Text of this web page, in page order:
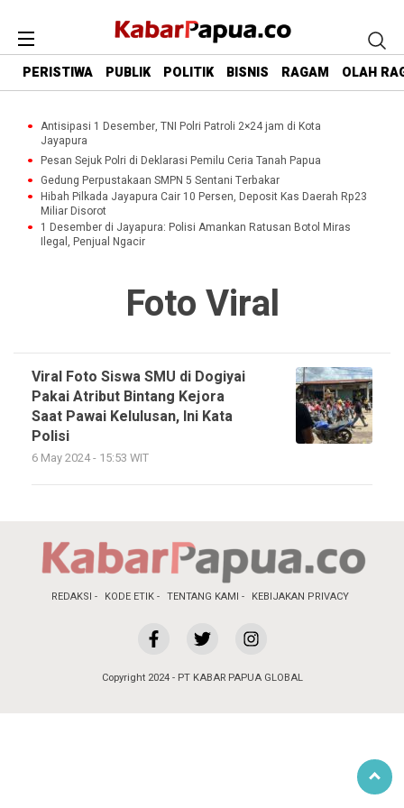
PERISTIWA PUBLIK POLITIK BISNIS RAGAM OLAH
Antisipasi 1 Desember, TNI Polri Patroli 2×24 jam di Kota
Jayapura
Pesan Sejuk Polri di Deklarasi Pemilu Ceria Tanah Papua
Gedung Perpustakaan SMPN 5 Sentani Terbakar
Hibah Pilkada Jayapura Cair 10 Persen, Deposit Kas Daerah Rp23
Miliar Disorot
1 Desember di Jayapura: Polisi Amankan Ratusan Botol Miras
Ilegal, Penjual Ngacir
Foto Viral
Viral Foto Siswa SMU di Dogiyai
Pakai Atribut Bintang Kejora
Saat Pawai Kelulusan, Ini Kata
Polisi
6 May 2024 - 15:53 WIT
REDAKSI KODE ETIK TENTANG KAMI KEBIJAKAN PRIVACY
Copyright 2024 - PT KABAR PAPUA GLOBAL